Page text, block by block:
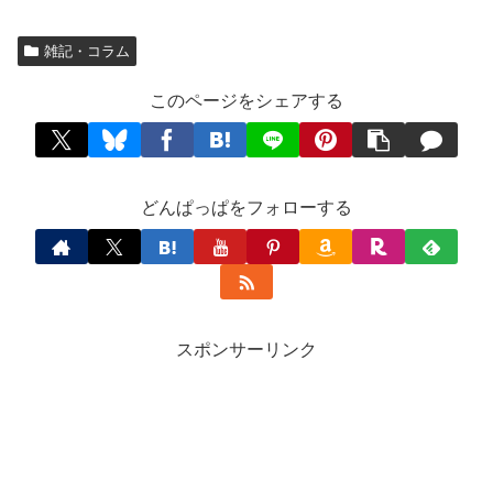
雑記・コラム
このページをシェアする
どんぱっぱをフォローする
スポンサーリンク